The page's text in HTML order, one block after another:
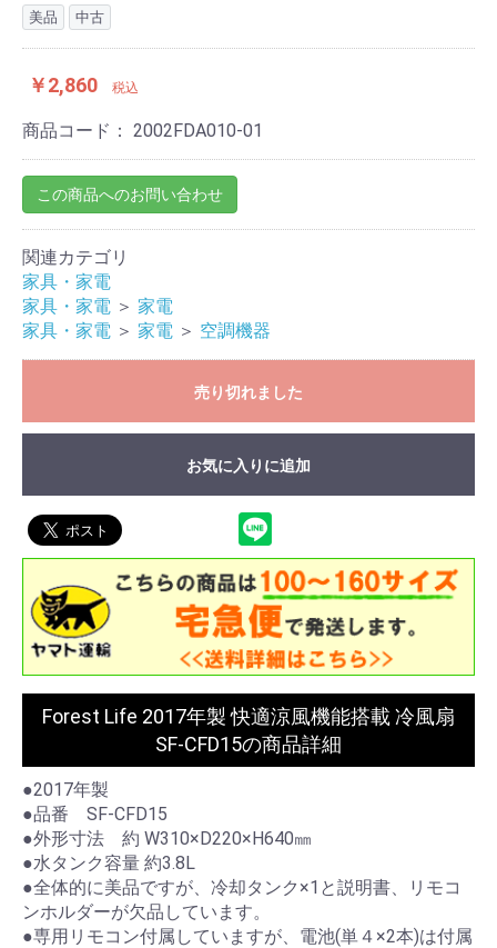
美品 中古
￥2,860 税込
商品コード： 2002FDA010-01
この商品へのお問い合わせ
関連カテゴリ
家具・家電
家具・家電 ＞ 家電
家具・家電 ＞ 家電 ＞ 空調機器
売り切れました
お気に入りに追加
Forest Life 2017年製 快適涼風機能搭載 冷風扇
SF-CFD15の商品詳細
●2017年製
●品番 SF-CFD15
●外形寸法 約 W310×D220×H640㎜
●水タンク容量 約3.8L
●全体的に美品ですが、冷却タンク×1と説明書、リモコ
ンホルダーが欠品しています。
●専用リモコン付属していますが、電池(単４×2本)は付属